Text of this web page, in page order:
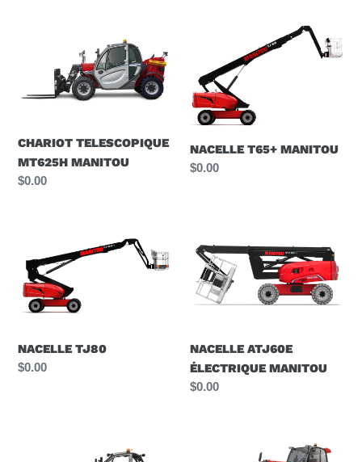
TELESCOPIQUE
MT625H
MANITOU
CHARIOT TELESCOPIQUE
MT625H MANITOU
Prix
$0.00
MANITOU
NACELLE T65+ MANITOU
Prix
$0.00
NACELLE TJ80
Prix
$0.00
ATJ60E
ÉLECTRIQUE
MANITOU
NACELLE ATJ60E
ÉLECTRIQUE MANITOU
Prix
$0.00
TELESCOPIQUE
TÉLESCOPIQUE